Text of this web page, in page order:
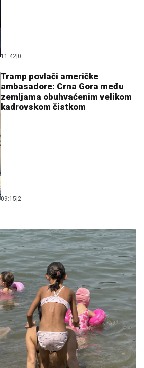
11:42 0
Tramp povlači američke
ambasadore: Crna Gora među
zemljama obuhvaćenim velikom
kadrovskom čistkom
09:15 2